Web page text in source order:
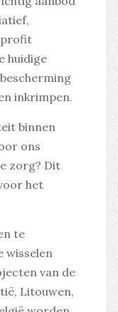
huidige
inkrimpen.
binnen
ons
zorg? Dit
het
te
wisselen
van de
Litouwen,